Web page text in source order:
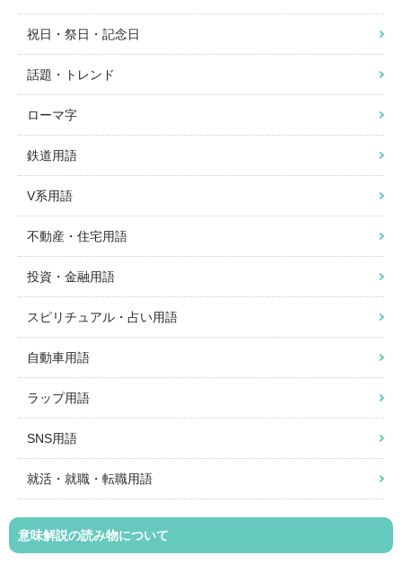
祝日・祭日・記念日
話題・トレンド
ローマ字
鉄道用語
V系用語
不動産・住宅用語
投資・金融用語
スピリチュアル・占い用語
自動車用語
ラップ用語
SNS用語
就活・就職・転職用語
意味解説の読み物について